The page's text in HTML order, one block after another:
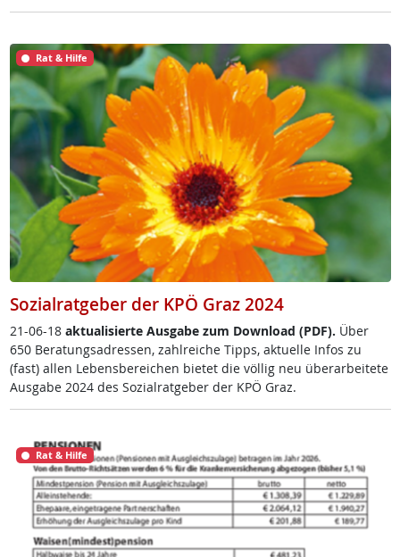
Rat & Hilfe
Sozialratgeber der KPÖ Graz 2024
21-06-18 ak­tua­li­sier­te Aus­ga­be zum Down­load (PDF). Über
650 Be­ra­tungsadres­sen, zahl­rei­che Tipps, ak­tu­el­le In­fos zu
(fast) al­len Le­bens­be­rei­chen bie­tet die völ­lig neu über­ar­bei­te­te
Aus­ga­be 2024 des So­zial­rat­ge­ber der KPÖ Graz.
Rat & Hilfe